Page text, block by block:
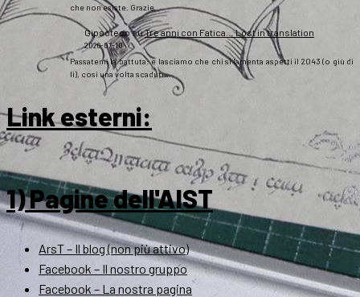
che non esiste. Grazie
GipsotecosuTre anni con Fatica… Lost in translation
2026-07-10
Passatemi la battuta: e lasciamo che chi si lamenta aspetti il 2043 (o giù di
lì), così una volta scaduti…
Link esterni:
1) Pagine dell'AIST
ArsT – Il blog (non più attivo)
Facebook – Il nostro gruppo
Facebook – La nostra pagina